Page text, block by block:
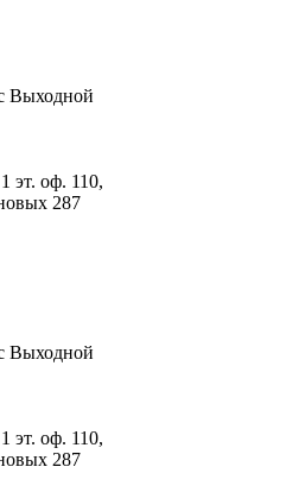
Выходной
эт. оф. 110,
287
Выходной
эт. оф. 110,
287